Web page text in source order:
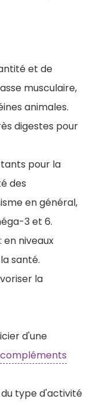
et de
musculaire,
animales.
digestes pour
pour la
des
en général,
3 et 6.
: en niveaux
santé.
la
d'une
compléments
type d'activité